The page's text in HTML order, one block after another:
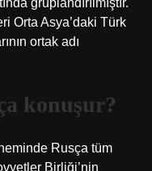
gruplandırılmıştır.
Orta Asya’daki Türk
ortak adı
konuşur?
Rusça tüm
Birliği’nin